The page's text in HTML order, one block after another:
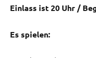
Einlass ist 20 Uhr /
Es spielen: